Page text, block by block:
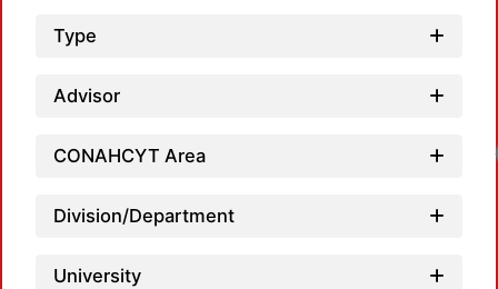
Type
Advisor
CONAHCYT Area
Division/Department
University